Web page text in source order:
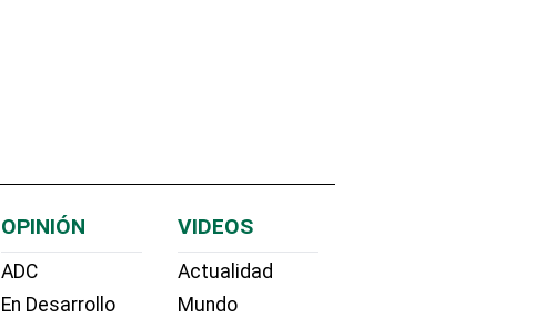
OPINIÓN
ADC
En Desarrollo
VIDEOS
Actualidad
Mundo